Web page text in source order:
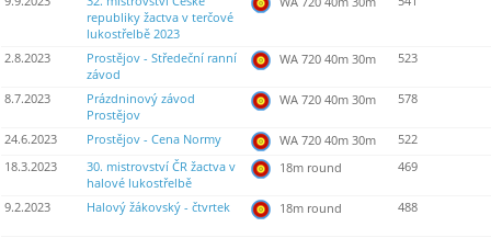
republiky žactva v terčové
lukostřelbě 2023
2.8.2023
Prostějov - Středeční ranní
závod
WA 720 40m 30m 523
8.7.2023
Prázdninový závod
Prostějov
WA 720 40m 30m 578
24.6.2023 Prostějov - Cena Normy WA 720 40m 30m
522
18.3.2023
30. mistrovství ČR žactva v
halové lukostřelbě
18m round 469
9.2.2023 Halový žákovský - čtvrtek 18m round 488